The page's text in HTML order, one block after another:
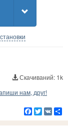
Скачиваний: 1k
нам, друг!
Facebook
Twitter
VK